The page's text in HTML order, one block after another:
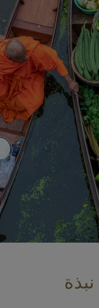
نبذة